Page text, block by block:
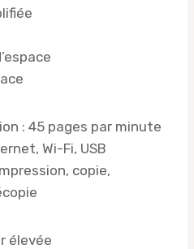
: 45 pages par minute
Wi-Fi, USB
copie,
élevée